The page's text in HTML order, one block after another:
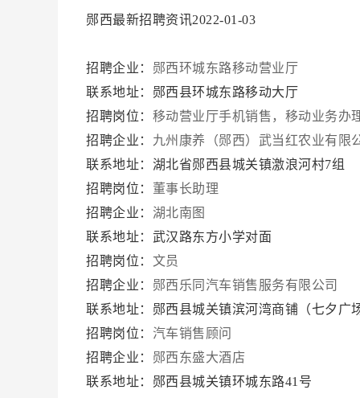
郧西最新招聘资讯2022-01-03
招聘企业： 郧西环城东路移动营业厅
联系地址：郧西县环城东路移动大厅
招聘岗位： 移动营业厅手机销售，移动业务办
招聘企业： 九州康养（郧西）武当红农业有限
联系地址：湖北省郧西县城关镇激浪河村7组
招聘岗位： 董事长助理
招聘企业： 湖北南图
联系地址：武汉路东方小学对面
招聘岗位： 文员
招聘企业： 郧西乐同汽车销售服务有限公司
联系地址：郧西县城关镇滨河湾商铺（七夕广
招聘岗位： 汽车销售顾问
招聘企业： 郧西东盛大酒店
联系地址：郧西县城关镇环城东路41号